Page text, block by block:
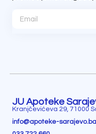
JU Apoteke
Kranjčevićeva 29, 71000
info@apoteke-sarajevo.ba